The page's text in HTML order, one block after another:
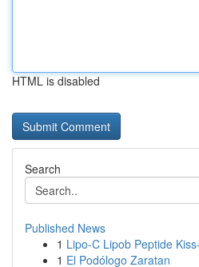
HTML is disabled
Search
Published News
1 Lipo-C Lipob Peptide
1 El Podólogo Zaratan